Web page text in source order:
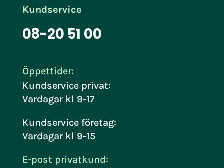
Kundservice
08-20 51 00
Öppettider:
Kundservice privat:
Vardagar kl 9-17
Kundservice företag:
Vardagar kl 9-15
E-post privatkund: